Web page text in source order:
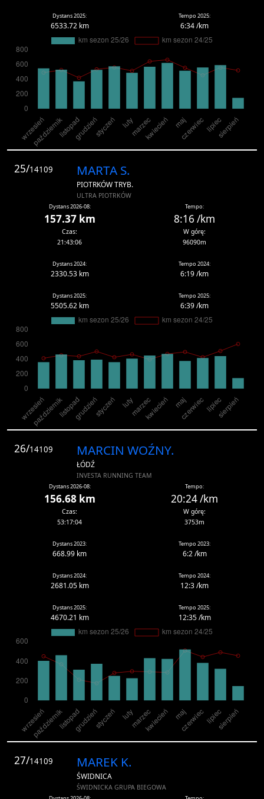
Dystans 2025:
6533.72 km
Tempo 2025:
6:34 /km
25/14109 MARTA S.
PIOTRKÓW TRYB.
ULTRA PIOTRKÓW
Dystans 2026-08:
157.37 km
Tempo:
8:16 /km
Czas:
21:43:06
W górę:
96090m
Dystans 2024:
2330.53 km
Tempo 2024:
6:19 /km
Dystans 2025:
5505.62 km
Tempo 2025:
6:39 /km
26/14109 MARCIN WOŹNY.
ŁÓDŹ
INVESTA RUNNING TEAM
Dystans 2026-08:
156.68 km
Tempo:
20:24 /km
Czas:
53:17:04
W górę:
3753m
Dystans 2023:
668.99 km
Tempo 2023:
6:2 /km
Dystans 2024:
2681.05 km
Tempo 2024:
12:3 /km
Dystans 2025:
4670.21 km
Tempo 2025:
12:35 /km
27/14109 MAREK K.
ŚWIDNICA
ŚWIDNICKA GRUPA BIEGOWA